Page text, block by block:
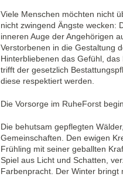
Viele Menschen möchten nicht
nicht zwingend Ängste wecken:
inneren Auge der Angehörigen
Verstorbenen in die Gestaltung
Hinterbliebenen das Gefühl,
trifft der gesetzlich
diese respektiert werden.
Die Vorsorge im RuheForst
Die behutsam gepflegten
Gemeinschaften. Den ewigen
Frühling mit seiner geballten
Spiel aus Licht und Schatten,
Farbenpracht. Der Winter bringt